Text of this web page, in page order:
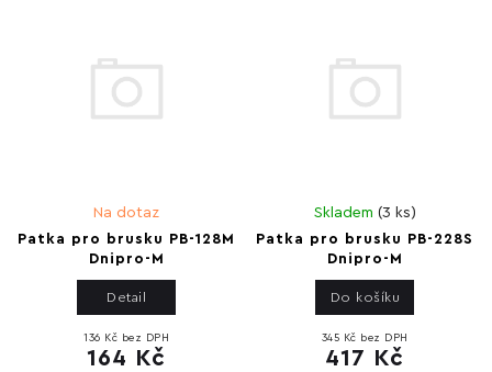
Patka pro brusku PB-128M
Dnipro-M
Na dotaz
136 Kč bez DPH
164 Kč
Detail
Patka pro brusku PB-228S
Dnipro-M
Skladem (3 ks)
345 Kč bez DPH
417 Kč
Do košíku